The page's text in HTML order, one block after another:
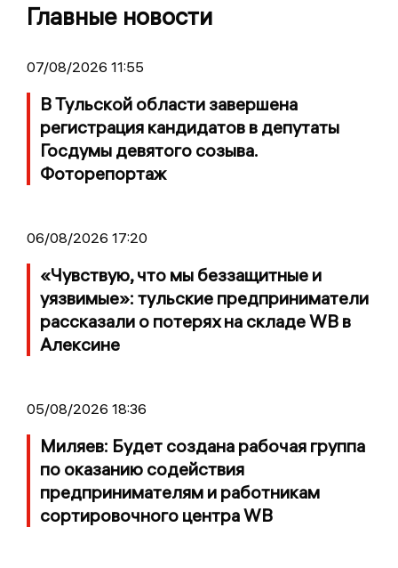
Главные новости
07/08/2026 11:55
В Тульской области завершена
регистрация кандидатов в депутаты
Госдумы девятого созыва.
Фоторепортаж
06/08/2026 17:20
«Чувствую, что мы беззащитные и
уязвимые»: тульские предприниматели
рассказали о потерях на складе WB в
Алексине
05/08/2026 18:36
Миляев: Будет создана рабочая группа
по оказанию содействия
предпринимателям и работникам
сортировочного центра WB